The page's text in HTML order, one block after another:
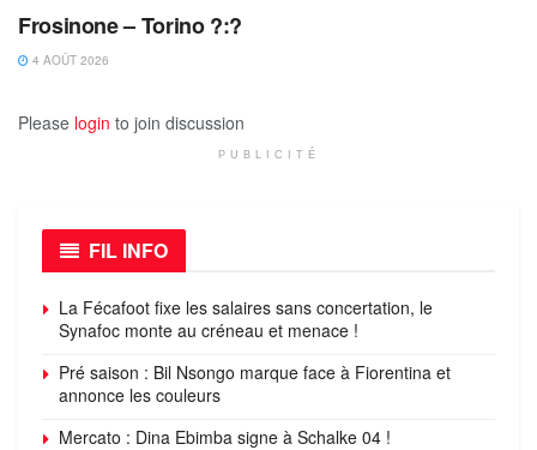
Frosinone – Torino ?:?
4 AOÛT 2026
Please login to join discussion
PUBLICITÉ
FIL INFO
La Fécafoot fixe les salaires sans concertation, le
Synafoc monte au créneau et menace !
Pré saison : Bil Nsongo marque face à Fiorentina et
annonce les couleurs
Mercato : Dina Ebimba signe à Schalke 04 !